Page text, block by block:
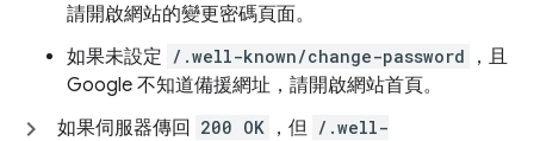
請開啟網站的變更密碼頁面。
如果未設定 /.well-known/change-password
，且
Google 不知道備援網址，請開啟網站首頁。
如果伺服器傳回
200 OK ，但 /.well-